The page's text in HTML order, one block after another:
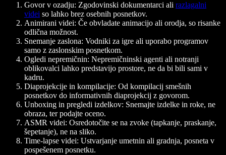
Govor v ozadju: Zgodovinski dokumentarci ali razlagalni
videi so lahko brez osebnih posnetkov.
Animirani videi: Če obvladate animacijo ali orodja, so risanke
odlična možnost.
Snemanje zaslona: Vodniki za igre ali uporabo programov
samo z zaslonskim posnetkom.
Ogledi nepremičnin: Nepremičninski agenti ali notranji
oblikovalci lahko predstavijo prostore, ne da bi bili sami v
kadru.
Diaprojekcije in kompilacije: Od kompilacij smešnih
posnetkov do informativnih diaprojekcij z govorom.
Unboxing in pregledi izdelkov: Snemajte izdelke in roke, ne
obraza, ter podajte oceno.
ASMR videi: Osredotočite se na zvoke (tapkanje, praskanje,
šepetanje), ne na sliko.
Time-lapse videi: Ustvarjanje umetnin ali gradnja, posneta v
pospešenem posnetku.